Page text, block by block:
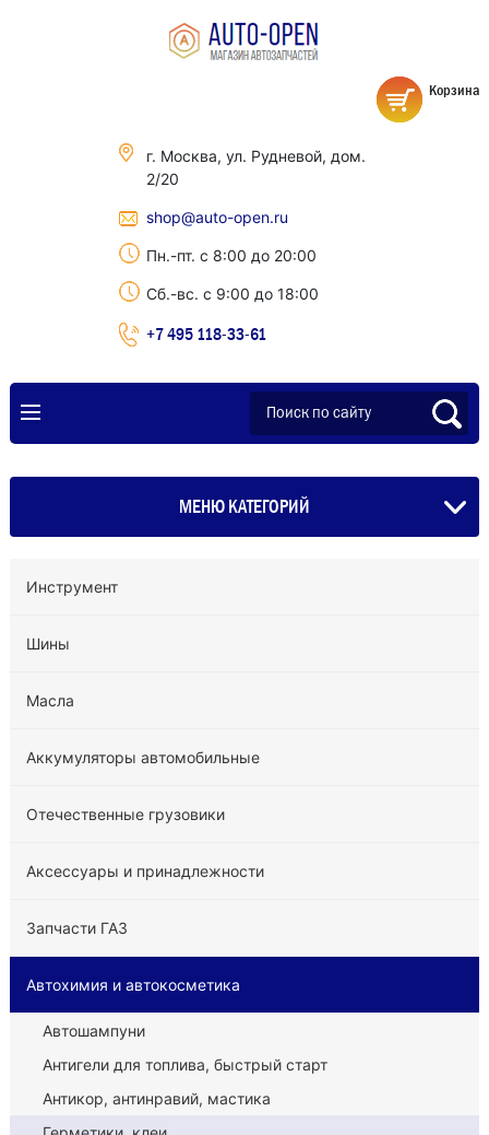
г. Москва, ул. Рудневой, дом.
2/20
shop@auto-open.ru
Пн.-пт. с 8:00 до 20:00
Сб.-вс. с 9:00 до 18:00
+7 495 118-33-61
Корзина
МЕНЮ КАТЕГОРИЙ
Инструмент
Шины
Масла
Аккумуляторы автомобильные
Отечественные грузовики
Аксессуары и принадлежности
Запчасти ГАЗ
Автохимия и автокосметика
Автошампуни
Антигели для топлива, быстрый старт
Антикор, антинравий, мастика